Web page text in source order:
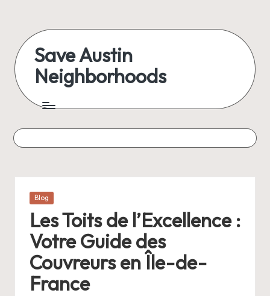
content
Save Austin
Neighborhoods
Austin
everything
Posted
Blog
Les Toits de l’Excellence :
Votre Guide des
Couvreurs en Île-de-
France